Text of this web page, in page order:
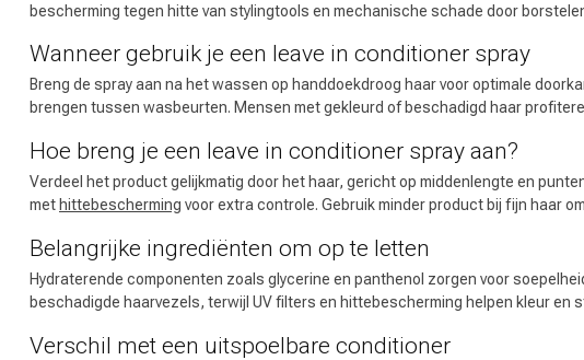
bescherming tegen hitte van stylingtools en mechanische schade door
Wanneer gebruik je een leave in conditioner spray
Breng de spray aan na het wassen op handdoekdroog haar voor optimale
brengen tussen wasbeurten. Mensen met gekleurd of beschadigd haar
Hoe breng je een leave in conditioner spray aan?
Verdeel het product gelijkmatig door het haar, gericht op middenlengte en
met hittebescherming voor extra controle. Gebruik minder product bij fijn haar
Belangrijke ingrediënten om op te letten
Hydraterende componenten zoals glycerine en panthenol zorgen voor
beschadigde haarvezels, terwijl UV filters en hittebescherming helpen kleur
Verschil met een uitspoelbare conditioner